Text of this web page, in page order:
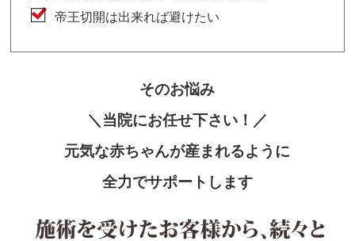
帝王切開は出来れば避けたい
そのお悩み
＼当院にお任せ下さい！／
元気な赤ちゃんが産まれるように
全力でサポートします